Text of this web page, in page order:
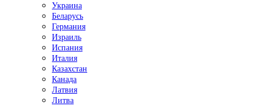
Украина
Беларусь
Германия
Израиль
Испания
Италия
Казахстан
Канада
Латвия
Литва